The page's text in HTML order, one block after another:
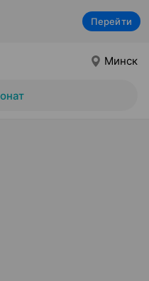
Перейти
Минск